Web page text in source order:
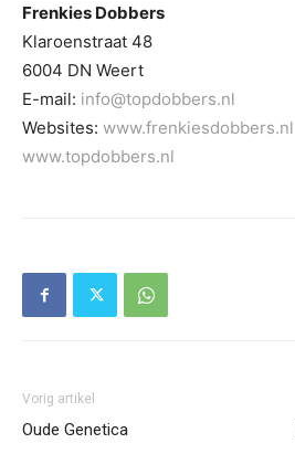
Frenkies Dobbers
Klaroenstraat 48
6004 DN Weert
E-mail: info@topdobbers.nl
Websites: www.frenkiesdobbers.nl
www.topdobbers.nl
Vorig artikel
Oude Genetica